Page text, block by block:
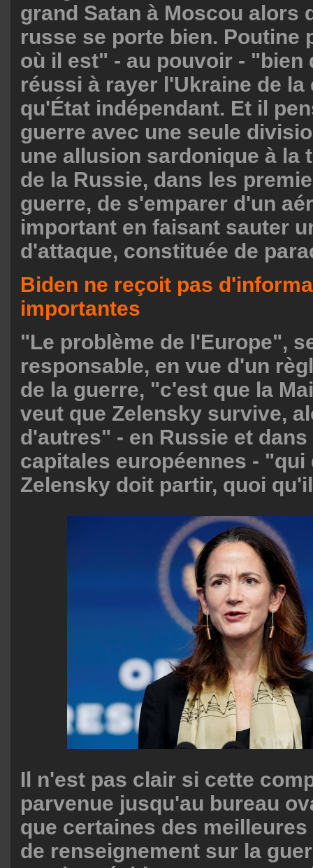
grand Satan à Moscou alors
russe se porte bien. Poutine
où il est" - au pouvoir - "bien
réussi à rayer l'Ukraine de la
qu'État indépendant. Et il
guerre avec une seule
une allusion sardonique à la
de la Russie, dans les
guerre, de s'emparer d'un
important en faisant sauter
d'attaque, constituée de
Biden ne reçoit pas
importantes
"Le problème de l'Europe",
responsable, en vue d'un
de la guerre, "c'est que la
veut que Zelensky survive,
d'autres" - en Russie et
capitales européennes - "qui
Zelensky doit partir, quoi
Il n'est pas clair si cette
parvenue jusqu'au bureau
que certaines des
de renseignement sur la